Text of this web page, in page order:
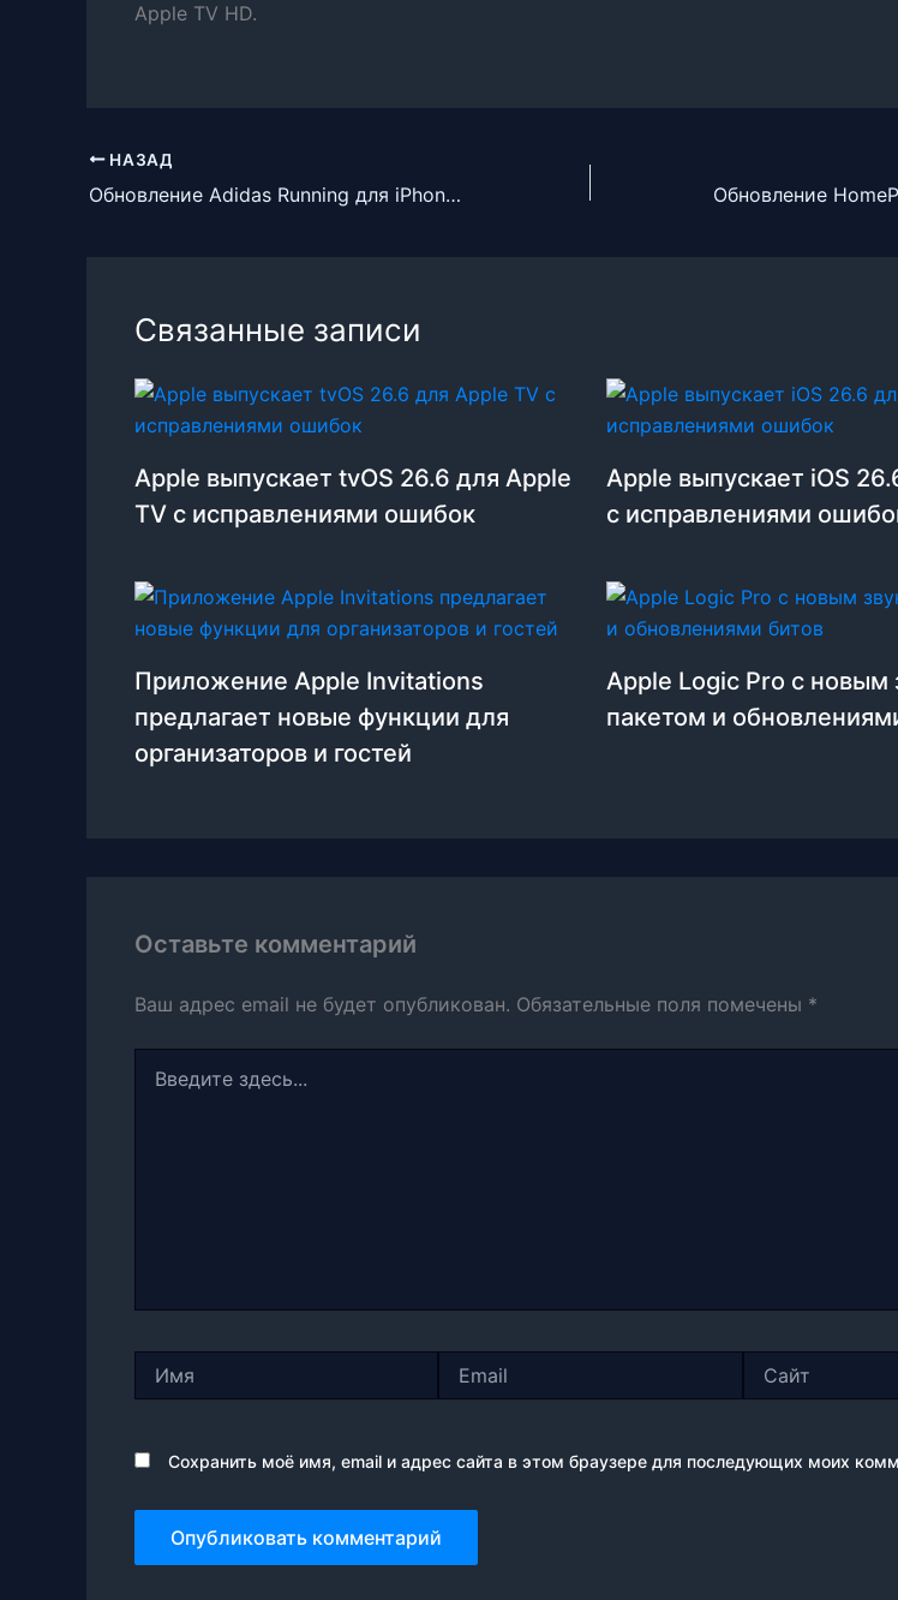
Apple TV HD.
НАЗАД
Обновление Adidas Running для iPhone и Android версии 13.3
Связанные записи
Apple выпускает tvOS 26.6 для Apple
TV с исправлениями ошибок
Apple выпускает iOS
с исправлениями
Приложение Apple Invitations
предлагает новые функции для
организаторов и гостей
Apple Logic Pro с новым
пакетом и
Оставьте комментарий
Ваш адрес email не будет опубликован. Обязательные поля помечены *
здесь...
Сохранить моё имя, email и адрес сайта в этом браузере для последующих моих